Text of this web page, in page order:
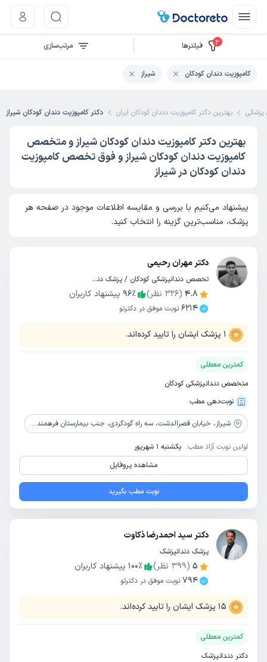
بهترین دکتر کامپوزیت دندان کودکان ایران دکتر کامپوزیت دندان کودکان شیراز
بهترین دکتر کامپوزیت دندان کودکان شیراز و متخصص
کامپوزیت دندان کودکان شیراز و فوق تخصص کامپوزیت
دندان کودکان در شیراز
پیشنهاد می‌کنیم با بررسی و مقایسه اطلاعات موجود در صفحه هر
پزشک، مناسب‌ترین گزینه را انتخاب کنید.
دکتر مهران رحیمی
تخصص دندانپزشکی کودکان / پزشک دندانپزشک
4.8
(
326 نظر) 96٪
پیشنهاد کاربران
6214 نوبت موفق در دکترتو
1 پزشک ایشان را تایید کرده‌اند.
کمترین معطلی
متخصص دندانپزشکی کودکان
نوبت‌دهی مطب
شیراز، خیابان قصرالدشت، سه راه گودگردی، جنب بیمارستان فرهمندفر، ساختمان اکسیر، طبقه پنجم، واحد 502
اولین نوبت آزاد مطب: یکشنبه 1 شهریور
مشاهده پروفایل
نوبت مطب بگیرید
دکتر سید احمدرضا ذکاوت
پزشک دندانپزشک
5
(
399 نظر) 100٪
پیشنهاد کاربران
794 نوبت موفق در دکترتو
15 پزشک ایشان را تایید کرده‌اند.
کمترین معطلی
دکتر دندانپزشک
2 فیلتر‌ها مرتب‌سازی
کامپوزیت دندان کودکان شیراز